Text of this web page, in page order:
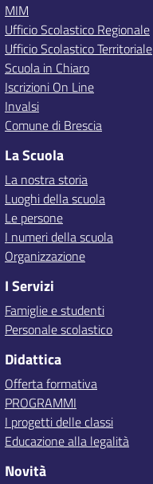
MIM
Ufficio Scolastico Regionale
Ufficio Scolastico Territoriale
Scuola in Chiaro
Iscrizioni On Line
Invalsi
Comune di Brescia
La Scuola
La nostra storia
Luoghi della scuola
Le persone
I numeri della scuola
Organizzazione
I Servizi
Famiglie e studenti
Personale scolastico
Didattica
Offerta formativa
PROGRAMMI
I progetti delle classi
Educazione alla legalità
Novità